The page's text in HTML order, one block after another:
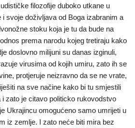
filozofije duboko utkane u
svoje doživljava od Boga izabranim a
stoku koja je tu da bude na
prema narodu kojeg tretiraju kako
doslovno milijuni su danas izginuli,
virusima od kojih umiru, zato ih se
protjeruje neizravno da se ne vrate,
na sve načine kako bi tu smjestili
zato je citavo politicko rukovodstvo
Ukrajincu omogućeno samo umrijeti u
iz zemlje. I zato neće biti mira bez